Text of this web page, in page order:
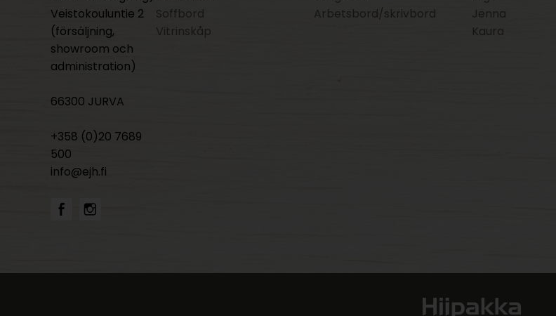
Veistokouluntie 2
(försäljning,
showroom och
administration)
66300 JURVA
+358 (0)20 7689
500
info@ejh.fi
Soffbord
Vitrinskåp
Arbetsbord/skrivbord
Jenna
Kaura